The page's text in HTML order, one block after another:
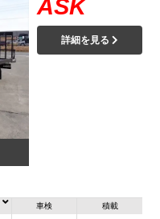
ASK
詳細を見る
車検 積載